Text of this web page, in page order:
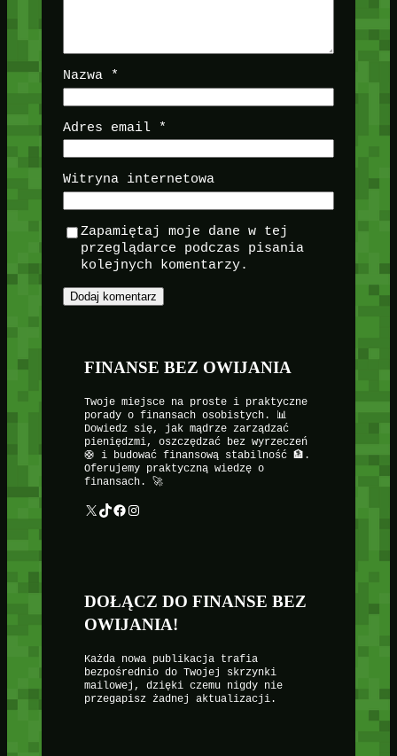
Nazwa *
Adres email *
Witryna internetowa
Zapamiętaj moje dane w tej
przeglądarce podczas pisania
kolejnych komentarzy.
FINANSE BEZ OWIJANIA
Twoje miejsce na proste i praktyczne
porady o finansach osobistych. 📊
Dowiedz się, jak mądrze zarządzać
pieniędzmi, oszczędzać bez wyrzeczeń
🛟 i budować finansową stabilność 🏦.
Oferujemy praktyczną wiedzę o
finansach. 🚀
X TikTok Facebook Instagram
DOŁĄCZ DO FINANSE BEZ
OWIJANIA!
Każda nowa publikacja trafia
bezpośrednio do Twojej skrzynki
mailowej, dzięki czemu nigdy nie
przegapisz żadnej aktualizacji.